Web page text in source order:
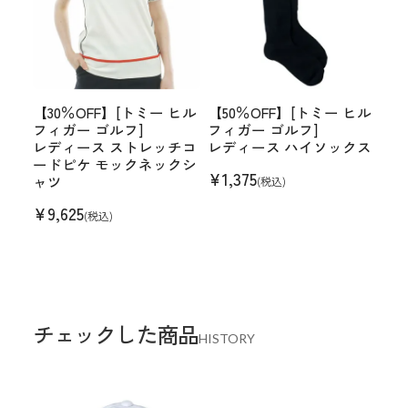
【30％OFF】[トミー ヒル
フィガー ゴルフ]
レディース ストレッチコ
ードピケ モックネックシ
ャツ
¥9,625(税込)
【50％OFF】[トミー ヒル
フィガー ゴルフ]
レディース ハイソックス
¥1,375(税込)
チェックした商品HISTORY